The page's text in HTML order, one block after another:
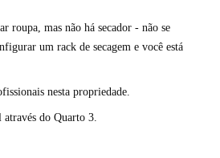
roupa, mas não há secador - não se
um rack de secagem e você está
nesta propriedade.
através do Quarto 3.